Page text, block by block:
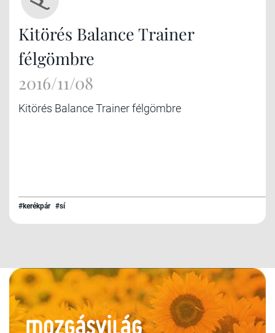
Kitörés Balance Trainer
félgömbre
2016/11/08
Kitörés Balance Trainer félgömbre
#kerékpár #sí